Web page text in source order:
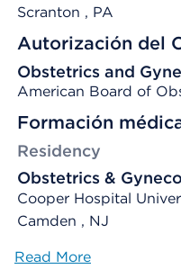
Scranton , PA
Autorización del
Obstetrics and
American Board of
Formación
Residency
Obstetrics &
Cooper Hospital
Camden , NJ
Read More